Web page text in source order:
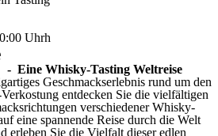
Uhrh
Eine Whisky-Tasting Weltreise
Geschmackserlebnis rund um den
entdecken Sie die vielfältigen
verschiedener Whisky-
eine spannende Reise durch die Welt
erleben Sie die Vielfalt dieser edlen